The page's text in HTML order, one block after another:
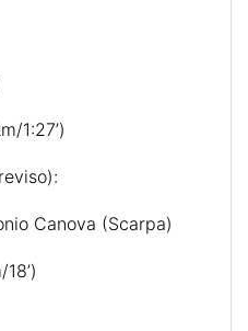
1:27’)
Canova (Scarpa)